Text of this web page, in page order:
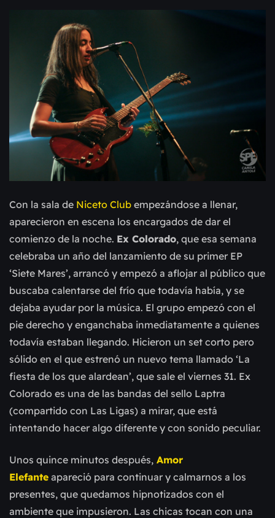
Con la sala de Niceto Club empezándose a llenar,
aparecieron en escena los encargados de dar el
comienzo de la noche. Ex Colorado, que esa semana
celebraba un año del lanzamiento de su primer EP
‘Siete Mares’, arrancó y empezó a aflojar al público que
buscaba calentarse del frío que todavía había, y se
dejaba ayudar por la música. El grupo empezó con el
pie derecho y enganchaba inmediatamente a quienes
todavía estaban llegando. Hicieron un set corto pero
sólido en el que estrenó un nuevo tema llamado ‘La
fiesta de los que alardean’, que sale el viernes 31. Ex
Colorado es una de las bandas del sello Laptra
(compartido con Las Ligas) a mirar, que está
intentando hacer algo diferente y con sonido peculiar.
Unos quince minutos después, Amor
Elefante apareció para continuar y calmarnos a los
presentes, que quedamos hipnotizados con el
ambiente que impusieron. Las chicas tocan con una